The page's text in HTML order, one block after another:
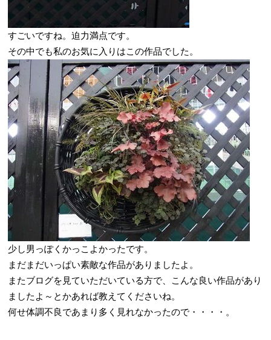
すごいですね。迫力満点です。
その中でも私のお気に入りはこの作品でした。
少し男っぽくかっこよかったです。
まだまだいっぱい素敵な作品がありましたよ。
またブログを見ていただいている方で、こんな良い作品があり
ましたよ～とかあれば教えてくださいね。
何せ体調不良であまり多く見れなかったので・・・・。